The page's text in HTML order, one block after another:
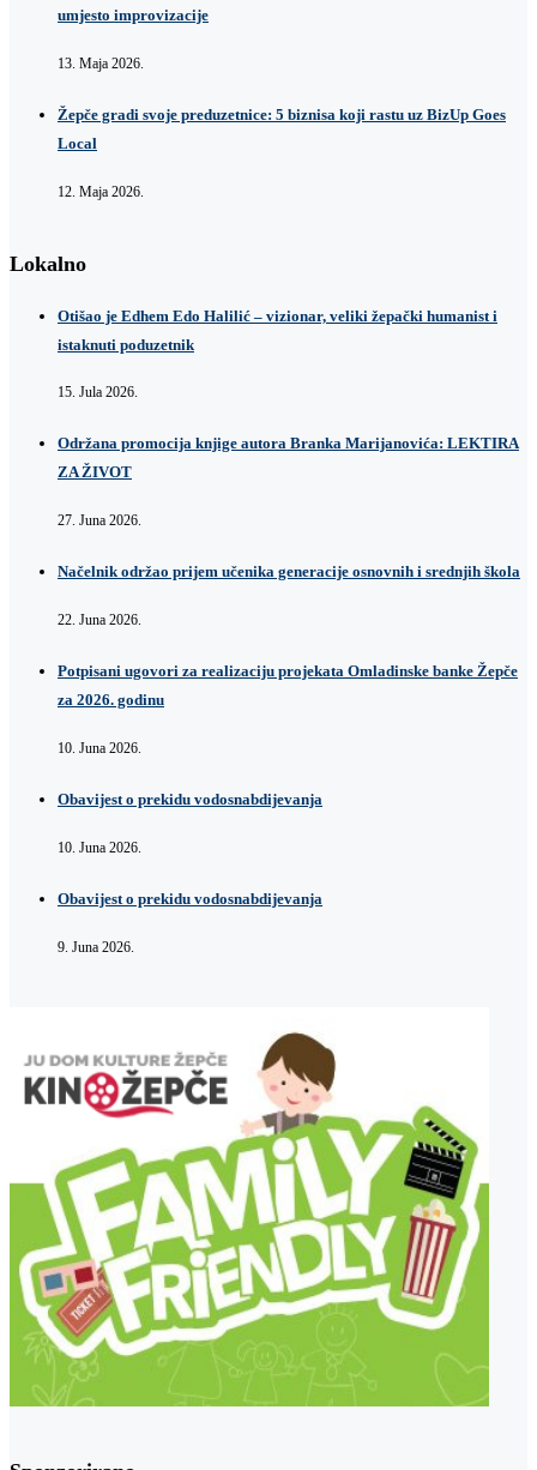
umjesto improvizacije
13. Maja 2026.
Žepče gradi svoje preduzetnice: 5 biznisa koji rastu uz BizUp Goes
Local
12. Maja 2026.
Lokalno
Otišao je Edhem Edo Halilić – vizionar, veliki žepački humanist i
istaknuti poduzetnik
15. Jula 2026.
Održana promocija knjige autora Branka Marijanovića: LEKTIRA
ZA ŽIVOT
27. Juna 2026.
Načelnik održao prijem učenika generacije osnovnih i srednjih škola
22. Juna 2026.
Potpisani ugovori za realizaciju projekata Omladinske banke Žepče
za 2026. godinu
10. Juna 2026.
Obavijest o prekidu vodosnabdijevanja
10. Juna 2026.
Obavijest o prekidu vodosnabdijevanja
9. Juna 2026.